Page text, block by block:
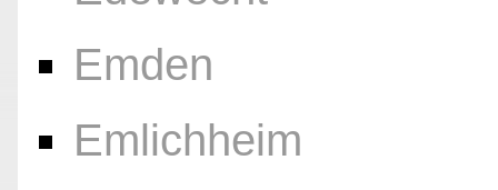
Emden
Emlichheim